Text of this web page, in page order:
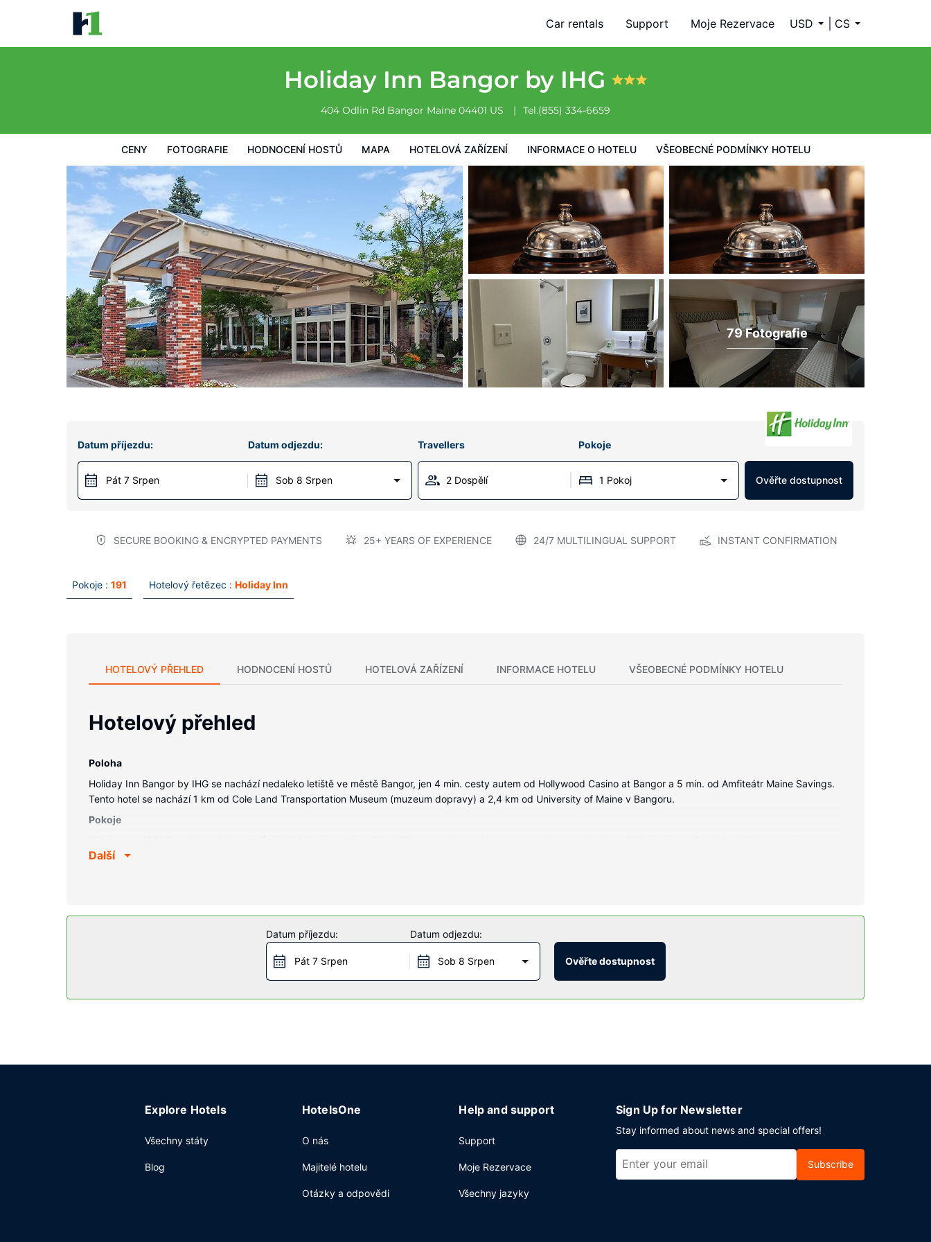
Car rentals Support Moje Rezervace USD CS
Holiday Inn Bangor by IHG
404 Odlin Rd Bangor Maine 04401 US Tel.(855) 334-6659
CENY FOTOGRAFIE HODNOCENÍ HOSTŮ MAPA HOTELOVÁ ZAŘÍZENÍ INFORMACE O HOTELU VŠEOBECNÉ PODMÍNKY HOTELU
Holiday Inn Bangor by IHG
Ceny Fotografie Všeobecné podmínky hotelu
79 Fotografie
Datum příjezdu:
Pát 7 Srpen
Datum odjezdu:
Sob 8 Srpen
Travellers Pokoje
2 Dospělí 1 Pokoj Ověřte dostupnost
SECURE BOOKING & ENCRYPTED PAYMENTS 25+ YEARS OF EXPERIENCE 24/7 MULTILINGUAL SUPPORT INSTANT CONFIRMATION
Pokoje : 191 Hotelový řetězec : Holiday Inn
HOTELOVÝ PŘEHLED HODNOCENÍ HOSTŮ HOTELOVÁ ZAŘÍZENÍ INFORMACE HOTELU VŠEOBECNÉ PODMÍNKY HOTELU
Hotelový přehled
Poloha
Holiday Inn Bangor by IHG se nachází nedaleko letiště ve městě Bangor, jen 4 min. cesty autem od Hollywood Casino at Bangor a 5 min. od Amfiteátr Maine Savings.
Tento hotel se nachází 1 km od Cole Land Transportation Museum (muzeum dopravy) a 2,4 km od University of Maine v Bangoru.
Pokoje
vám zajistí spojení se světem a televize, která nabízí kabelové kanály, dobrou zábavu. Soukromé koupelny nabízí vybavení, jehož součástí jsou vana se sprchou,
Když dostanete hlad, bude vám k dispozici nejen restaurace, ale také pokojová služba s omezeným provozem, chcete-li zůstat v pohodlí svého pokoje. Chcete-li si
vychutnat svůj oblíbený nápoj, bude vám k dispozici bar/salonek. Hotel podává denně od 6:30 do 9:30 za příplatek teplou snídani.
Další
Datum příjezdu:
Pát 7 Srpen
Datum odjezdu:
Sob 8 Srpen Ověřte dostupnost
Explore Hotels
Všechny státy
Blog
HotelsOne
O nás
Majitelé hotelu
Otázky a odpovědi
Help and support
Support
Moje Rezervace
Všechny jazyky
Sign Up for Newsletter
Stay informed about news and special offers!
Subscribe